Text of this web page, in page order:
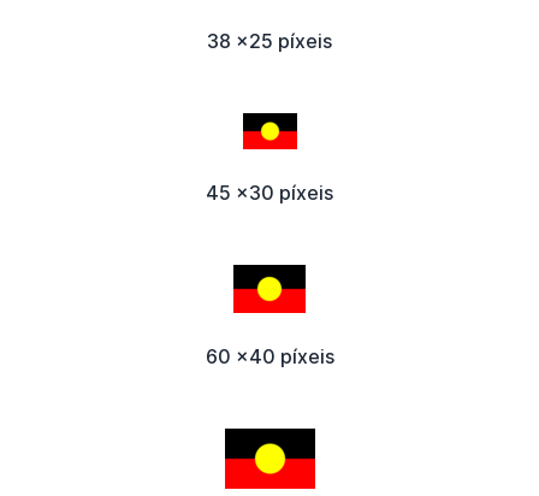
38 x25 píxeis
45 x30 píxeis
60 x40 píxeis